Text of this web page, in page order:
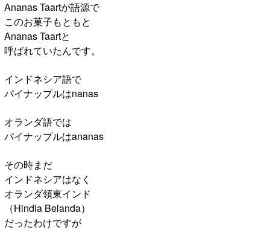
Ananas Taartが語源で
このお菓子もともと
Ananas Taartと
呼ばれていたんです。
インドネシア語で
パイナップルはnanas
オランダ語では
パイナップルはananas
その時まだ
インドネシアはなく
オランダ領東インド
（Hindia Belanda）
だったわけですが